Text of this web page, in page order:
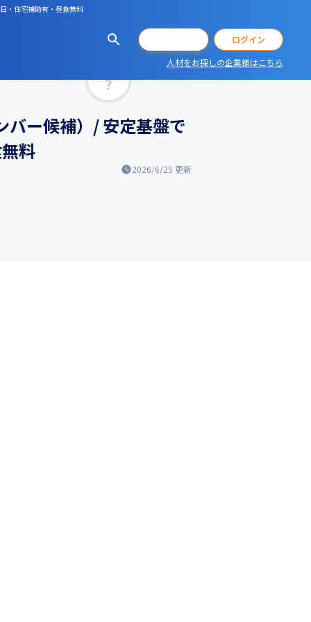
・住宅補助有・昼食無料
ログイン
人材をお探しの企業様はこちら
バー候補）/ 安定基盤で
料
2026/6/25 更新